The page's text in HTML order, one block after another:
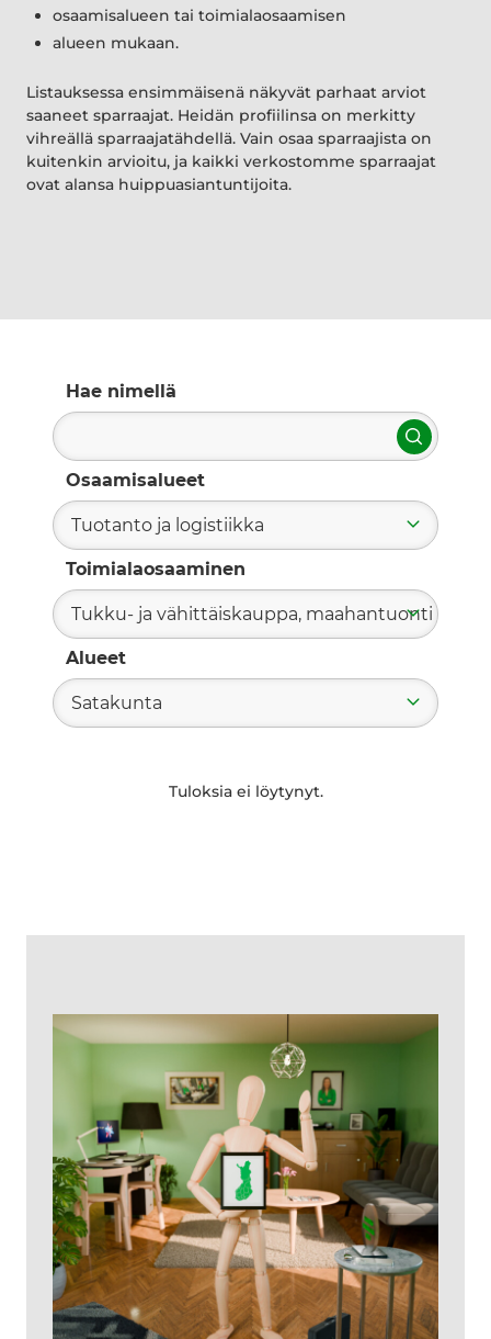
osaamisalueen tai toimialaosaamisen
alueen mukaan.
Listauksessa ensimmäisenä näkyvät parhaat arviot
saaneet sparraajat. Heidän profiilinsa on merkitty
vihreällä sparraajatähdellä. Vain osaa sparraajista on
kuitenkin arvioitu, ja kaikki verkostomme sparraajat
ovat alansa huippuasiantuntijoita.
Hae nimellä
Hae
Osaamisalueet
Tuotanto ja logistiikka
Toimialaosaaminen
Tukku- ja vähittäiskauppa, maahantuonti
Alueet
Satakunta
Tuloksia ei löytynyt.